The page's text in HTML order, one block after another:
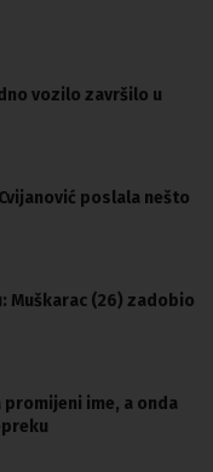
vozilo završilo u
poslala nešto
Muškarac (26) zadobio
promijeni ime, a onda